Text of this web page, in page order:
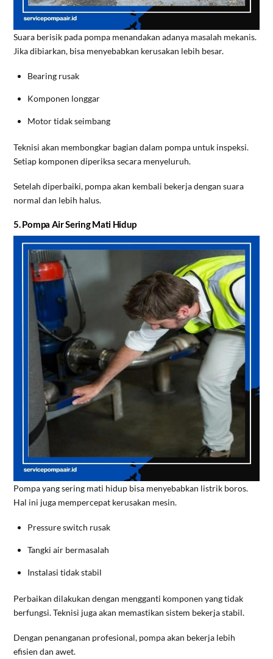
Suara berisik pada pompa menandakan adanya masalah mekanis.
Jika dibiarkan, bisa menyebabkan kerusakan lebih besar.
Bearing rusak
Komponen longgar
Motor tidak seimbang
Teknisi akan membongkar bagian dalam pompa untuk inspeksi.
Setiap komponen diperiksa secara menyeluruh.
Setelah diperbaiki, pompa akan kembali bekerja dengan suara
normal dan lebih halus.
5. Pompa Air Sering Mati Hidup
Pompa yang sering mati hidup bisa menyebabkan listrik boros.
Hal ini juga mempercepat kerusakan mesin.
Pressure switch rusak
Tangki air bermasalah
Instalasi tidak stabil
Perbaikan dilakukan dengan mengganti komponen yang tidak
berfungsi. Teknisi juga akan memastikan sistem bekerja stabil.
Dengan penanganan profesional, pompa akan bekerja lebih
efisien dan awet.